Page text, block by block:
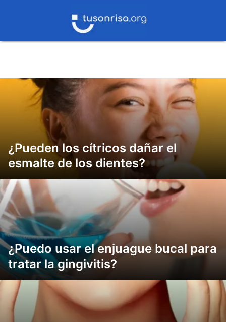
¿Pueden los cítricos dañar el
esmalte de los dientes?
¿Puedo usar el enjuague bucal para
tratar la gingivitis?